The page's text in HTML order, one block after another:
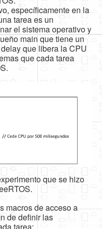
específicamente en la
tarea es un
el sistema operativo y
main que tiene un
que libera la CPU
que cada tarea
que se hizo
macros de acceso a
de definir las
tarea: